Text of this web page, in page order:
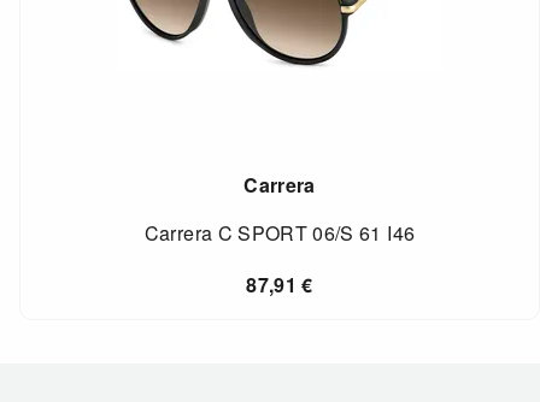
Carrera
Carrera C SPORT 06/S 61 I46
87,91€